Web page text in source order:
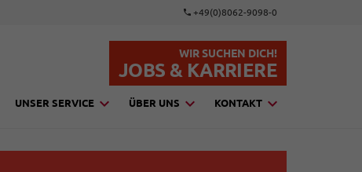
+49(0)8062-9098-0
WIR SUCHEN DICH!
JOBS & KARRIERE
UNSER SERVICE ÜBER UNS KONTAKT